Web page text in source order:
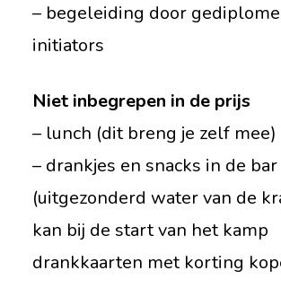
– begeleiding door
initiators
Niet inbegrepen in de prijs
– lunch (dit breng je zelf mee)
– drankjes en snacks in de bar
(uitgezonderd water van de
kan bij de start van het kamp
drankkaarten met korting